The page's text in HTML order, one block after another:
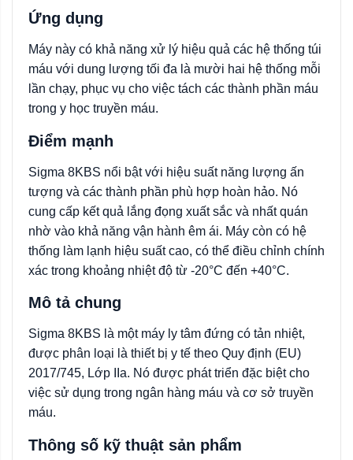
Ứng dụng
Máy này có khả năng xử lý hiệu quả các hệ thống túi
máu với dung lượng tối đa là mười hai hệ thống mỗi
lần chạy, phục vụ cho việc tách các thành phần máu
trong y học truyền máu.
Điểm mạnh
Sigma 8KBS nổi bật với hiệu suất năng lượng ấn
tượng và các thành phần phù hợp hoàn hảo. Nó
cung cấp kết quả lắng đọng xuất sắc và nhất quán
nhờ vào khả năng vận hành êm ái. Máy còn có hệ
thống làm lạnh hiệu suất cao, có thể điều chỉnh chính
xác trong khoảng nhiệt độ từ -20°C đến +40°C.
Mô tả chung
Sigma 8KBS là một máy ly tâm đứng có tản nhiệt,
được phân loại là thiết bị y tế theo Quy định (EU)
2017/745, Lớp IIa. Nó được phát triển đặc biệt cho
việc sử dụng trong ngân hàng máu và cơ sở truyền
máu.
Thông số kỹ thuật sản phẩm